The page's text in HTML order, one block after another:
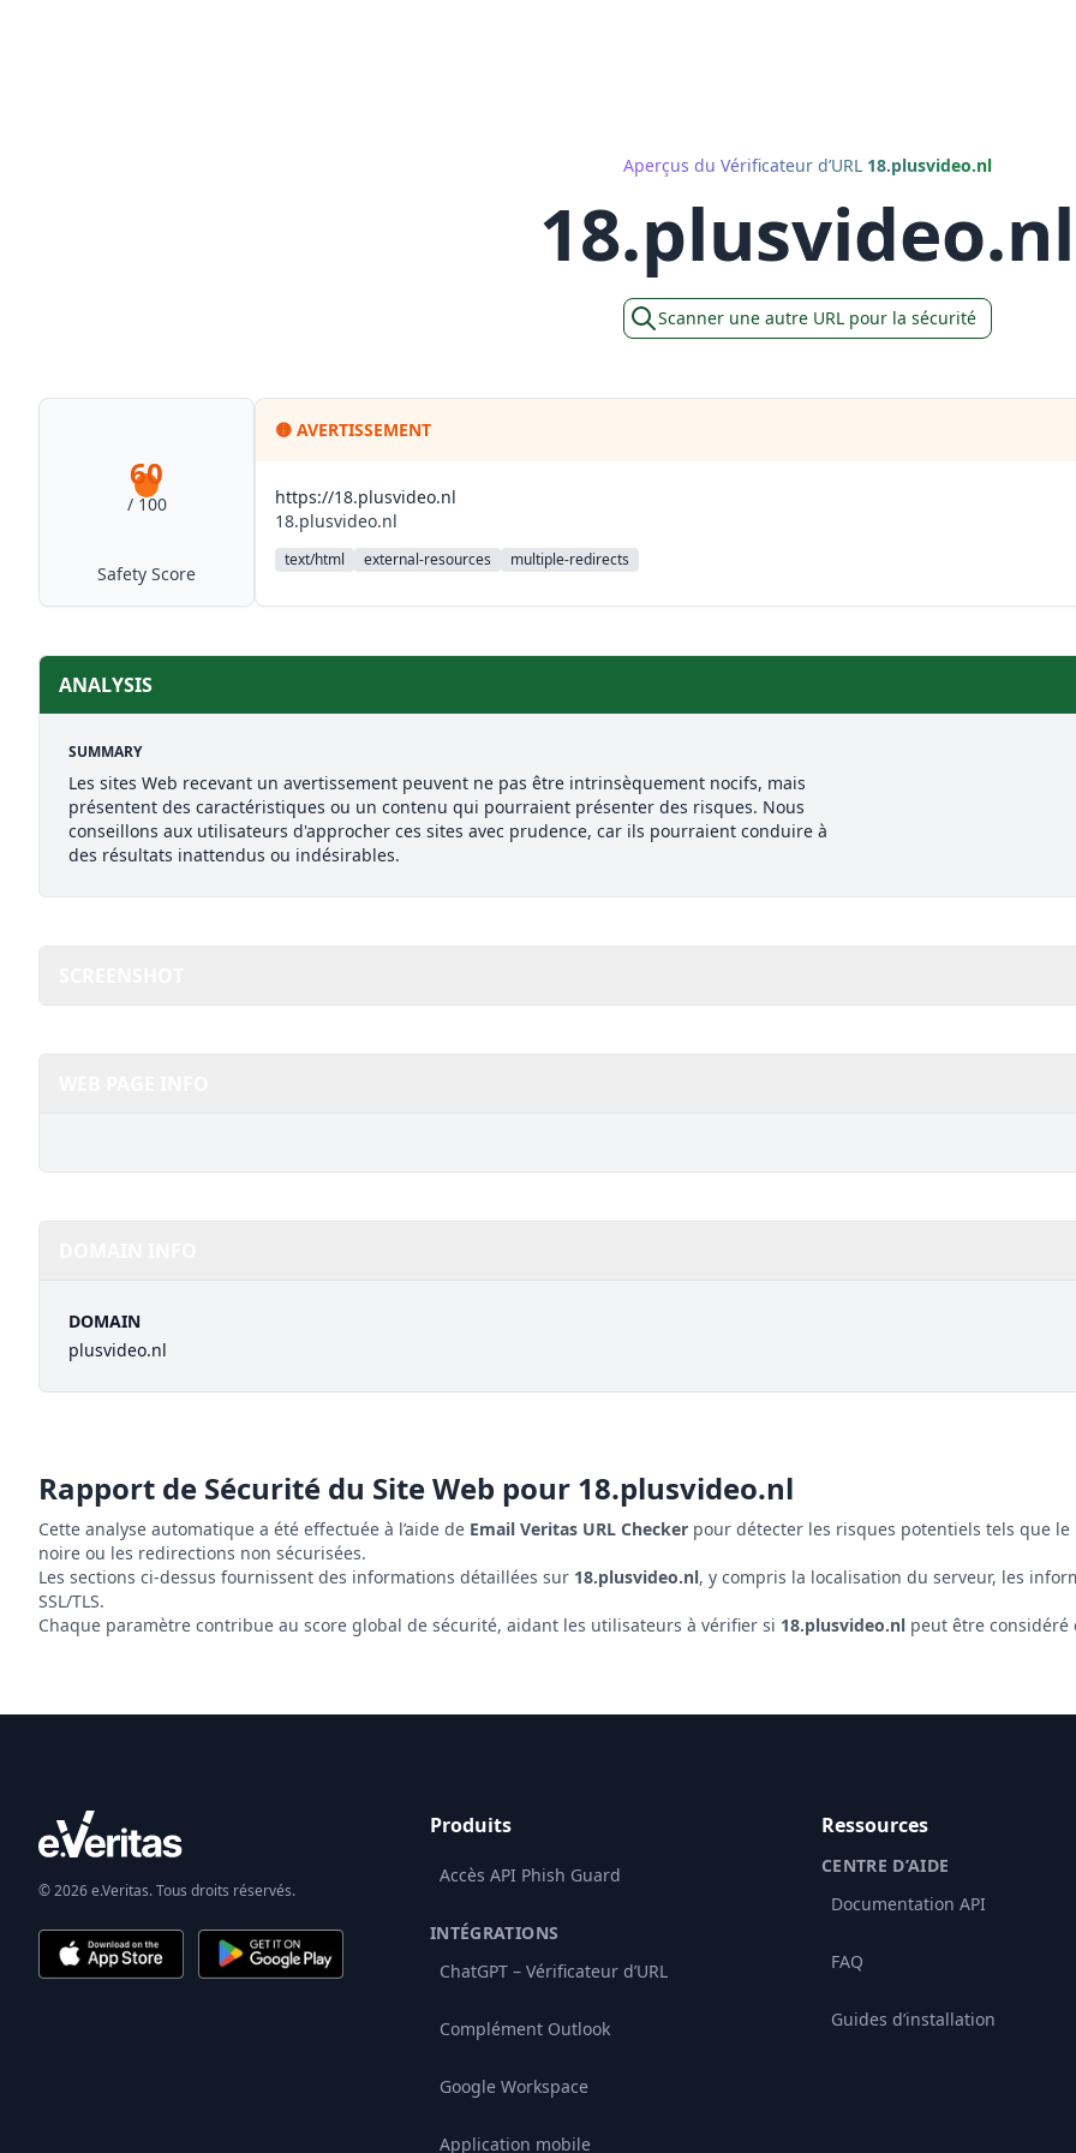
Aperçus du Vérificateur d’URL 18.plusvideo.nl
18.plusvideo.nl
Scanner une autre URL pour la sécurité
60
/ 100
Safety Score
🟡 AVERTISSEMENT
https://18.plusvideo.nl
18.plusvideo.nl
text/html external-resources multiple-redirects
ANALYSIS
SUMMARY
Les sites Web recevant un avertissement peuvent ne pas être intrinsèquement nocifs, mais
présentent des caractéristiques ou un contenu qui pourraient présenter des risques. Nous
conseillons aux utilisateurs d'approcher ces sites avec prudence, car ils pourraient conduire à
des résultats inattendus ou indésirables.
DOMAIN
plusvideo.nl
Rapport de Sécurité du Site Web pour 18.plusvideo.nl
Cette analyse automatique a été effectuée à l’aide de Email Veritas URL Checker pour détecter les risques potentiels tels que
noire ou les redirections non sécurisées.
Les sections ci-dessus fournissent des informations détaillées sur 18.plusvideo.nl, y compris la localisation du serveur, les
SSL/TLS.
Chaque paramètre contribue au score global de sécurité, aidant les utilisateurs à vérifier si 18.plusvideo.nl peut être
© 2026 e.Veritas. Tous droits réservés.
Produits
Accès API Phish Guard
INTÉGRATIONS
ChatGPT – Vérificateur d’URL
Complément Outlook
Google Workspace
Application mobile
Ressources
CENTRE D’AIDE
Documentation API
FAQ
Guides d’installation